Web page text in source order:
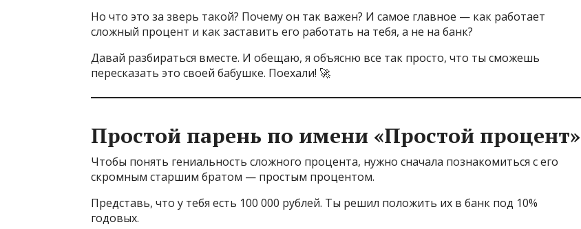
Но что это за зверь такой? Почему он так важен? И самое главное — как работает
сложный процент и как заставить его работать на тебя, а не на банк?
Давай разбираться вместе. И обещаю, я объясню все так просто, что ты сможешь
пересказать это своей бабушке. Поехали! 🚀
Простой парень по имени «Простой процент»
Чтобы понять гениальность сложного процента, нужно сначала познакомиться с его
скромным старшим братом — простым процентом.
Представь, что у тебя есть 100 000 рублей. Ты решил положить их в банк под 10%
годовых.